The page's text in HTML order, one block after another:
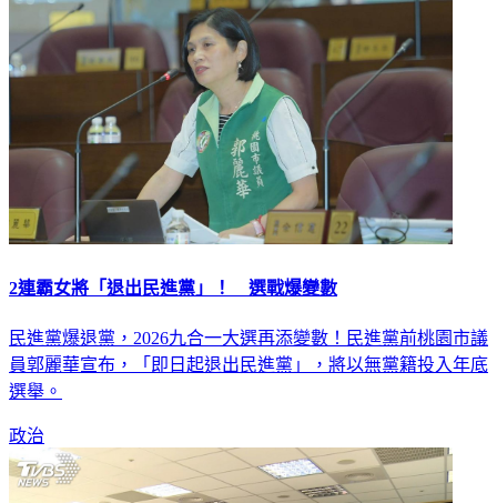
2連霸女將「退出民進黨」！ 選戰爆變數
民進黨爆退黨，2026九合一大選再添變數！民進黨前桃園市議
員郭麗華宣布，「即日起退出民進黨」，將以無黨籍投入年底
選舉。
政治